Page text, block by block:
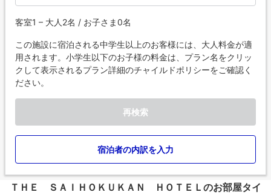
客室1 – 大人2名 / お子さま0名
この施設に宿泊される中学生以上のお客様には、大人料金が適
用されます。小学生以下のお子様の料金は、プラン名をクリッ
クして表示されるプラン詳細のチャイルドポリシーをご確認く
ださい。
再検索
宿泊者の内訳を入力
ＴＨＥ ＳＡＩＨＯＫＵＫＡＮ ＨＯＴＥＬのお部屋タイ